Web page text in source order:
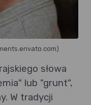
słowa
lub "grunt",
W tradycji